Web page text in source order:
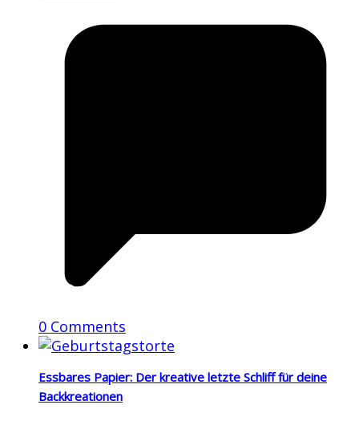
0 Comments
Essbares Papier: Der kreative letzte Schliff für deine
Backkreationen